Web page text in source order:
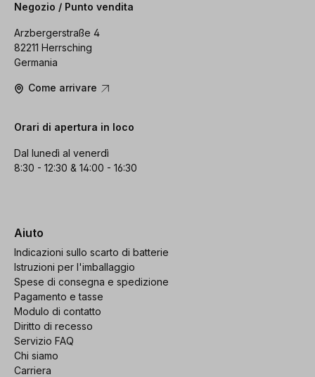
Negozio / Punto vendita
Arzbergerstraße 4
82211 Herrsching
Germania
Come arrivare
Orari di apertura in loco
Dal lunedì al venerdì
8:30 - 12:30 & 14:00 - 16:30
Aiuto
Indicazioni sullo scarto di batterie
Istruzioni per l'imballaggio
Spese di consegna e spedizione
Pagamento e tasse
Modulo di contatto
Diritto di recesso
Servizio FAQ
Chi siamo
Carriera